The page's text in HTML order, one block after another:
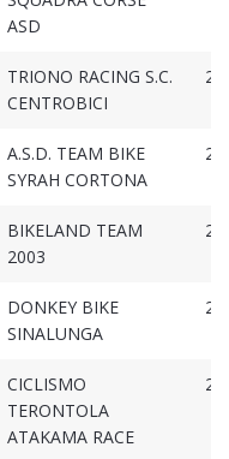
ASD
TRIONO RACING S.C.
CENTROBICI
A.S.D. TEAM BIKE
SYRAH CORTONA
BIKELAND TEAM
2003
DONKEY BIKE
SINALUNGA
CICLISMO
TERONTOLA
ATAKAMA RACE